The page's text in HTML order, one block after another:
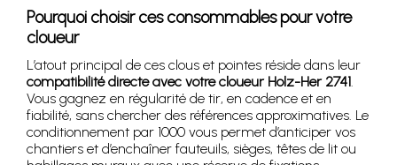
Pourquoi choisir ces consommables pour votre
cloueur
L’atout principal de ces clous et pointes réside dans leur
compatibilité directe avec votre cloueur Holz-Her 2741.
Vous gagnez en régularité de tir, en cadence et en
fiabilité, sans chercher des références approximatives. Le
conditionnement par 1000 vous permet d’anticiper vos
chantiers et d’enchaîner fauteuils, sièges, têtes de lit ou